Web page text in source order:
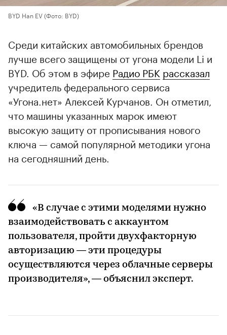
BYD Han EV(Фото: BYD)
Среди китайских автомобильных брендов
лучше всего защищены от угона модели Li и
BYD. Об этом в эфире Радио РБК рассказал
учредитель федерального сервиса
«Угона.нет» Алексей Курчанов. Он отметил,
что машины указанных марок имеют
высокую защиту от прописывания нового
ключа — самой популярной методики угона
на сегодняшний день.
«В случае с этими моделями нужно
взаимодействовать с аккаунтом
пользователя, пройти двухфакторную
авторизацию — эти процедуры
осуществляются через облачные серверы
производителя», — объяснил эксперт.